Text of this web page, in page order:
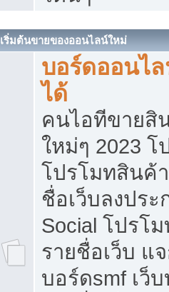
เริ่มต้นขายของออนไลน์ใหม่
บอร์ดออนไ
ได้
คนไอทีขายสิ
ใหม่ๆ 2023
โปรโมทสินค้
ชื่อเว็บลงปร
Social โปรโ
รายชื่อเว็บ แ
บอร์ดsmf เว็